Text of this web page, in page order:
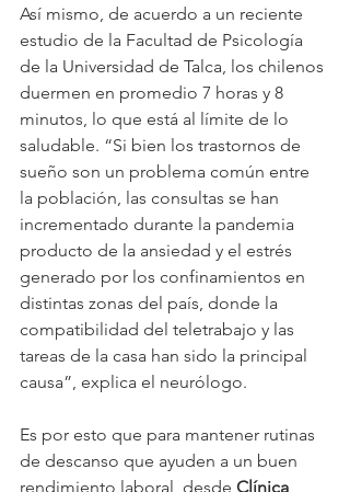
Así mismo, de acuerdo a un reciente
estudio de la Facultad de Psicología
de la Universidad de Talca, los chilenos
duermen en promedio 7 horas y 8
minutos, lo que está al límite de lo
saludable. “Si bien los trastornos de
sueño son un problema común entre
la población, las consultas se han
incrementado durante la pandemia
producto de la ansiedad y el estrés
generado por los confinamientos en
distintas zonas del país, donde la
compatibilidad del teletrabajo y las
tareas de la casa han sido la principal
causa”, explica el neurólogo.
Es por esto que para mantener rutinas
de descanso que ayuden a un buen
rendimiento laboral, desde Clínica